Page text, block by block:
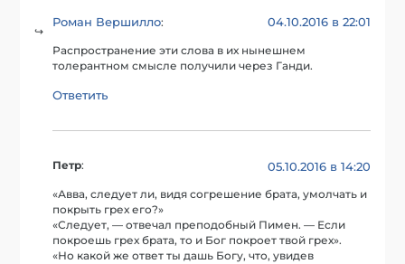
Роман Вершилло: 04.10.2016 в 22:01
Распространение эти слова в их нынешнем
толерантном смысле получили через Ганди.
Ответить
Петр: 05.10.2016 в 14:20
«Авва, следует ли, видя согрешение брата, умолчать и
покрыть грех его?»
«Следует, — отвечал преподобный Пимен. — Если
покроешь грех брата, то и Бог покроет твой грех».
«Но какой же ответ ты дашь Богу, что, увидев